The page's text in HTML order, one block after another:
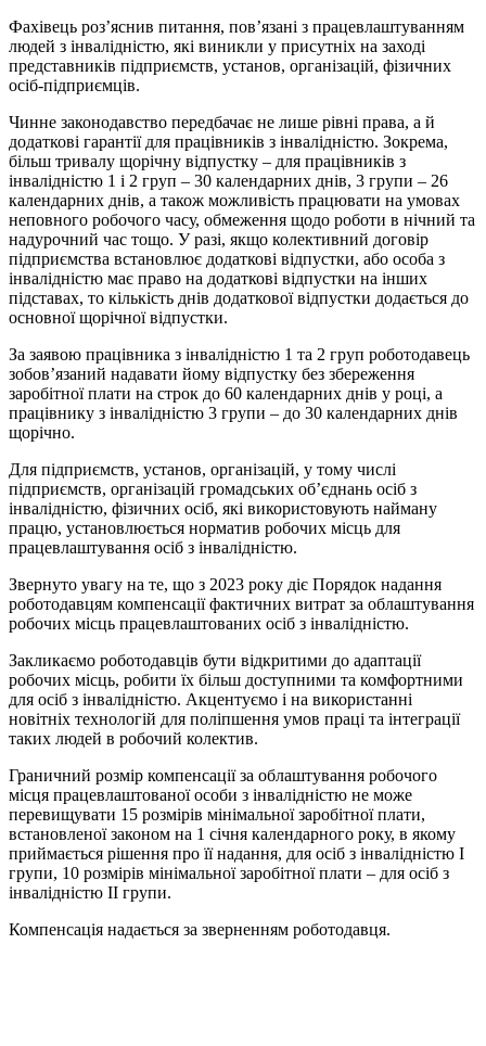
Фахівець роз’яснив питання, пов’язані з працевлаштуванням
людей з інвалідністю, які виникли у присутніх на заході
представників підприємств, установ, організацій, фізичних
осіб-підприємців.
Чинне законодавство передбачає не лише рівні права, а й
додаткові гарантії для працівників з інвалідністю. Зокрема,
більш тривалу щорічну відпустку – для працівників з
інвалідністю 1 і 2 груп – 30 календарних днів, 3 групи – 26
календарних днів, а також можливість працювати на умовах
неповного робочого часу, обмеження щодо роботи в нічний та
надурочний час тощо. У разі, якщо колективний договір
підприємства встановлює додаткові відпустки, або особа з
інвалідністю має право на додаткові відпустки на інших
підставах, то кількість днів додаткової відпустки додається до
основної щорічної відпустки.
За заявою працівника з інвалідністю 1 та 2 груп роботодавець
зобов’язаний надавати йому відпустку без збереження
заробітної плати на строк до 60 календарних днів у році, а
працівнику з інвалідністю 3 групи – до 30 календарних днів
щорічно.
Для підприємств, установ, організацій, у тому числі
підприємств, організацій громадських об’єднань осіб з
інвалідністю, фізичних осіб, які використовують найману
працю, установлюється норматив робочих місць для
працевлаштування осіб з інвалідністю.
Звернуто увагу на те, що з 2023 року діє Порядок надання
роботодавцям компенсації фактичних витрат за облаштування
робочих місць працевлаштованих осіб з інвалідністю.
Закликаємо роботодавців бути відкритими до адаптації
робочих місць, робити їх більш доступними та комфортними
для осіб з інвалідністю. Акцентуємо і на використанні
новітніх технологій для поліпшення умов праці та інтеграції
таких людей в робочий колектив.
Граничний розмір компенсації за облаштування робочого
місця працевлаштованої особи з інвалідністю не може
перевищувати 15 розмірів мінімальної заробітної плати,
встановленої законом на 1 січня календарного року, в якому
приймається рішення про її надання, для осіб з інвалідністю I
групи, 10 розмірів мінімальної заробітної плати – для осіб з
інвалідністю II групи.
Компенсація надається за зверненням роботодавця.